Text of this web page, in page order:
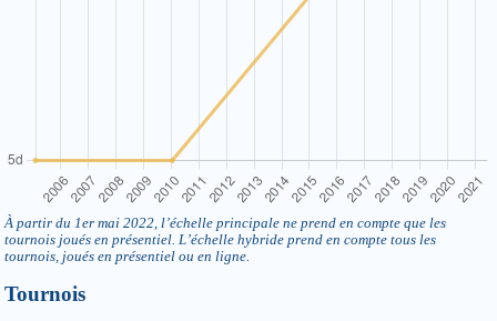
À partir du 1er mai 2022, l’échelle principale ne prend en compte que les
tournois joués en présentiel. L’échelle hybride prend en compte tous les
tournois, joués en présentiel ou en ligne.
Tournois